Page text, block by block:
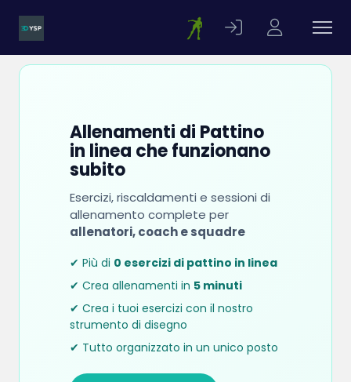
Allenamenti di Pattino
in linea che funzionano
subito
Esercizi, riscaldamenti e sessioni di
allenamento complete per
allenatori, coach e squadre
✔ Più di 0 esercizi di pattino in linea
✔ Crea allenamenti in 5 minuti
✔ Crea i tuoi esercizi con il nostro
strumento di disegno
✔ Tutto organizzato in un unico posto